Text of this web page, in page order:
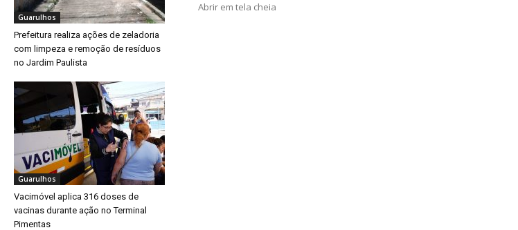
Guarulhos
Prefeitura realiza ações de zeladoria
com limpeza e remoção de resíduos
no Jardim Paulista
Guarulhos
Vacimóvel aplica 316 doses de
vacinas durante ação no Terminal
Pimentas
Abrir em tela cheia